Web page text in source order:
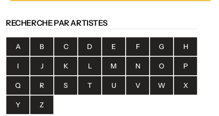
RECHERCHE PAR ARTISTES
A B C D E F G H
I J K L M N O P
Q R S T U V W X
Y Z